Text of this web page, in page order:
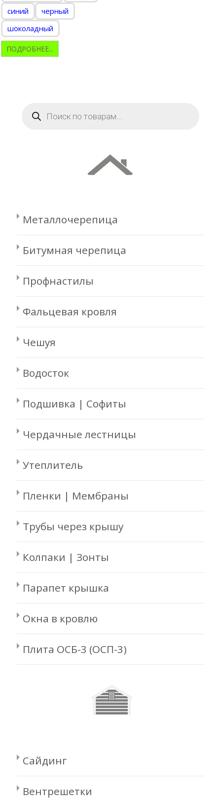
синий
черный
шоколадный
ПОДРОБНЕЕ...
товаров
Металлочерепица
Битумная черепица
Профнастилы
Фальцевая кровля
Чешуя
Водосток
Подшивка | Софиты
Чердачные лестницы
Утеплитель
Пленки | Мембраны
Трубы через крышу
Колпаки | Зонты
Парапет крышка
Окна в кровлю
Плита ОСБ-3 (ОСП-3)
Сайдинг
Вентрешетки